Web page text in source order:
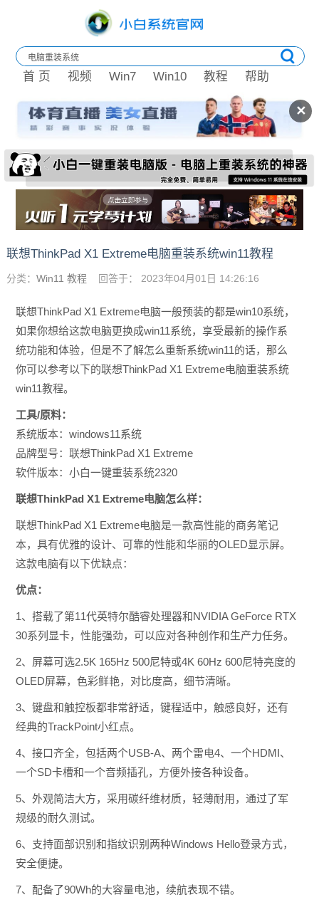
✕
首 页 视频 Win7 Win10 教程 帮助
联想ThinkPad X1 Extreme电脑重装系统win11教程
分类： Win11 教程 回答于： 2023年04月01日 14:26:16
联想ThinkPad X1 Extreme电脑一般预装的都是win10系统，
如果你想给这款电脑更换成win11系统，享受最新的操作系
统功能和体验，但是不了解怎么重新系统win11的话，那么
你可以参考以下的联想ThinkPad X1 Extreme电脑重装系统
win11教程。
工具/原料：
系统版本：windows11系统
品牌型号：联想ThinkPad X1 Extreme
软件版本：小白一键重装系统2320
联想ThinkPad X1 Extreme电脑怎么样：
联想ThinkPad X1 Extreme电脑是一款高性能的商务笔记
本，具有优雅的设计、可靠的性能和华丽的OLED显示屏。
这款电脑有以下优缺点：
优点：
1、搭载了第11代英特尔酷睿处理器和NVIDIA GeForce RTX
30系列显卡，性能强劲，可以应对各种创作和生产力任务。
2、 屏幕可选2.5K 165Hz 500尼特或4K 60Hz 600尼特亮度的
OLED屏幕，色彩鲜艳，对比度高，细节清晰。
3、键盘和触控板都非常舒适，键程适中，触感良好，还有
经典的TrackPoint小红点。
4、 接口齐全，包括两个USB-A、两个雷电4、一个HDMI、
一个SD卡槽和一个音频插孔，方便外接各种设备。
5、外观简洁大方，采用碳纤维材质，轻薄耐用，通过了军
规级的耐久测试。
6、 支持面部识别和指纹识别两种Windows Hello登录方式，
安全便捷。
7、配备了90Wh的大容量电池，续航表现不错。